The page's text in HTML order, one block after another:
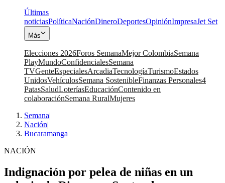
Últimas
noticiasPolíticaNaciónDineroDeportesOpiniónImpresaJet Set
Más
Elecciones 2026Foros SemanaMejor ColombiaSemana
PlayMundoConfidencialesSemana
TVGenteEspecialesArcadiaTecnologíaTurismoEstados
UnidosVehículosSemana SostenibleFinanzas Personales4
PatasSaludLoteríasEducaciónContenido en
colaboraciónSemana RuralMujeres
Semana|
Nación|
Bucaramanga
NACIÓN
Indignación por pelea de niñas en un